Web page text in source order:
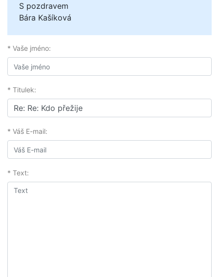
S pozdravem
Bára Kašíková
* Vaše jméno:
* Titulek:
* Váš E-mail:
* Text: